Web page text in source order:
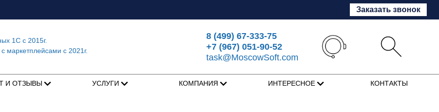
Заказать звонок
1Сс 2015г.
маркетплейсами с 2021г.
8 (499) 67-333-75
+7 (967) 051-90-52
task@MoscowSoft.com
И ОТЗЫВЫ УСЛУГИ КОМПАНИЯ ИНТЕРЕСНОЕ КОНТАКТЫ